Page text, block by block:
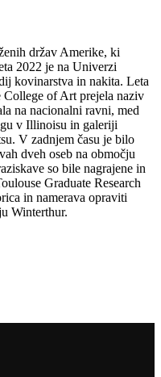
držav Amerike, ki
2022 je na Univerzi
kovinarstva in nakita. Leta
of Art prejela naziv
na nacionalni ravni, med
v Illinoisu in galeriji
V zadnjem času je bilo
dveh oseb na območju
so bile nagrajene in
Graduate Research
in namerava opraviti
Winterthur.